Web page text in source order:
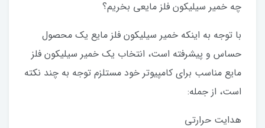
چه خمیر سیلیکون فلز مایعی بخریم؟
با توجه به اینکه خمیر سیلیکون فلز مایع یک محصول
حساس و پیشرفته است، انتخاب یک خمیر سیلیکون فلز
مایع مناسب برای کامپیوتر خود مستلزم توجه به چند نکته
است، از جمله:
هدایت حرارتی